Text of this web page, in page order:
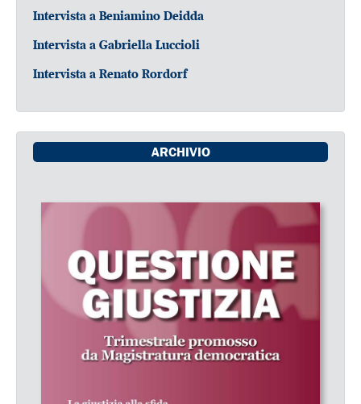
Intervista a Beniamino Deidda
Intervista a Gabriella Luccioli
Intervista a Renato Rordorf
ARCHIVIO